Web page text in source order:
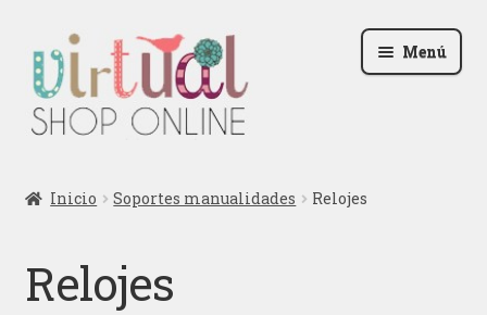
la
navegación
al
contenido
Menú
Contactar
Inicio Soportes manualidades Relojes
Relojes